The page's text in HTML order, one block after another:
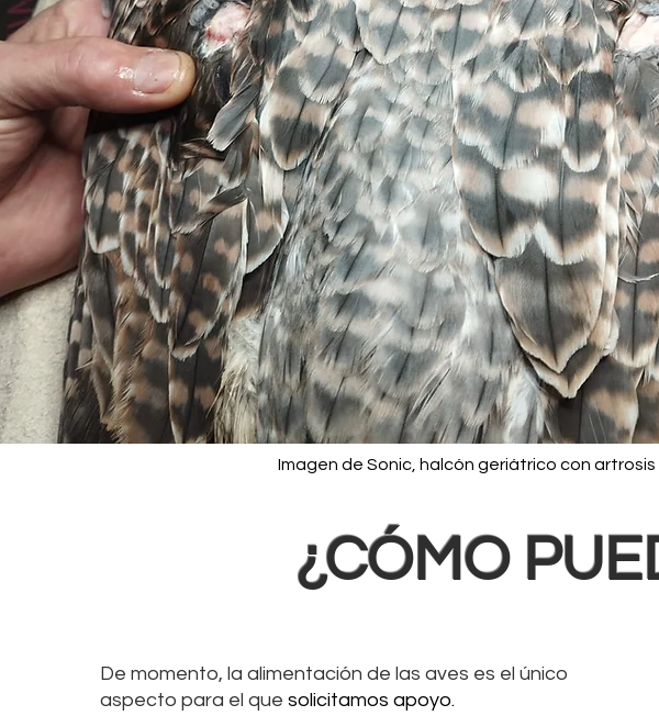
Imagen de Sonic, halcón geriátrico con artrosis
¿CÓMO
De momento, la alimentación de las aves es el único
aspecto para el que solicitamos apoyo.